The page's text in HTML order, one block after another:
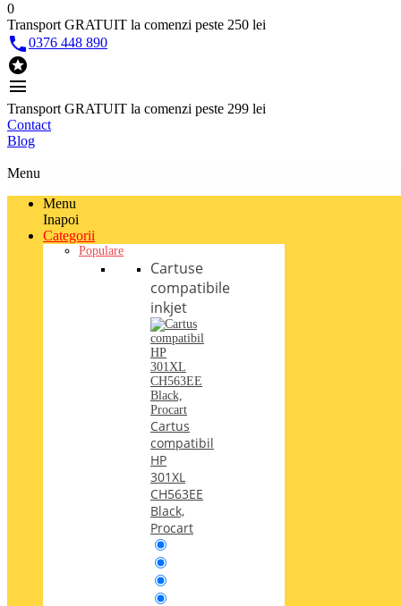
0
Transport GRATUIT la comenzi peste 250 lei
0376 448 890

menu
Transport GRATUIT la comenzi peste 299 lei
Contact
Blog
Menu
Menu
Inapoi
Categorii
Populare
Cartuse
compatibile
inkjet
Cartus
compatibil
HP
301XL
CH563EE
Black,
Procart